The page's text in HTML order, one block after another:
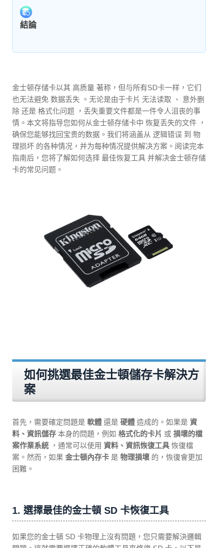
結論
金士顿存储卡以其 高质量 著称，但与所有SD卡一样，它们
也无法避免 数据丢失 。无论是由于卡片 无法读取 、 意外删
除 还是 格式化问题 ，丢失重要文件都是一件令人沮丧的事
情。本文将指导您如何从金士顿存储卡中 恢复丢失的文件 ，
确保您能够找回宝贵的数据。我们将涵盖从 逻辑错误 到 物
理损坏 的各种情况，并为每种情况提供解决方案。阅读完本
指南后，您将了解如何选择 最佳恢复工具 并解决金士顿存储
卡的常见问题。
如何挑選最佳金士頓儲存卡解決方
案
首先，需要確定問題是 軟體 還是 硬體 造成的。如果是 資
料、資訊儲存 本身的問題，例如 格式化的卡片 或 損壞的檔
案作業系統 ，通常可以使用 資料、資訊恢復工具 恢復檔
案。然而，如果 金士頓內存卡 是 物理損壞 的，恢復會更加
困難。
1. 選擇最佳的金士頓 SD 卡恢復工具
如果您的金士頓 SD 卡物理上沒有問題，您只需要解決邏輯